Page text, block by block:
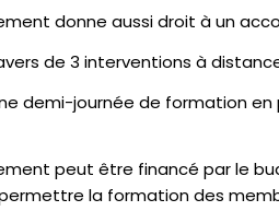
donne aussi droit à un
de 3 interventions à
demi-journée de formation
peut être financé par le
la formation des